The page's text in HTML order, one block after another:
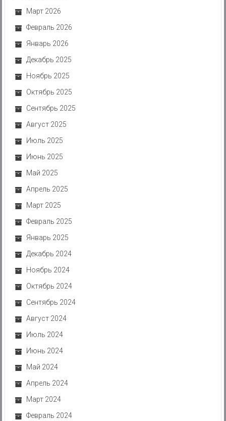
Март 2026
Февраль 2026
Январь 2026
Декабрь 2025
Ноябрь 2025
Октябрь 2025
Сентябрь 2025
Август 2025
Июль 2025
Июнь 2025
Май 2025
Апрель 2025
Март 2025
Февраль 2025
Январь 2025
Декабрь 2024
Ноябрь 2024
Октябрь 2024
Сентябрь 2024
Август 2024
Июль 2024
Июнь 2024
Май 2024
Апрель 2024
Март 2024
Февраль 2024